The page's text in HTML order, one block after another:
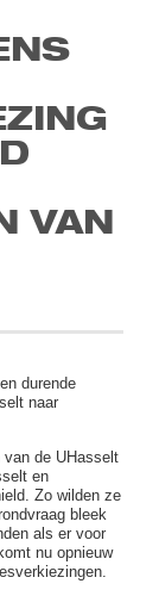
VAN
durende
naar
van de UHasselt
en
Zo wilden ze
bleek
als er voor
nu opnieuw